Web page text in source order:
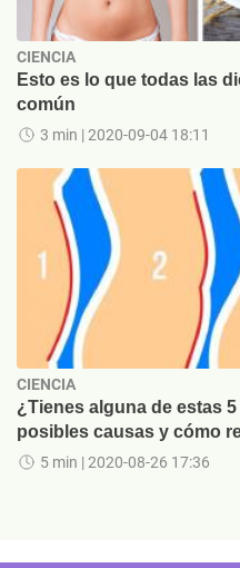
CIENCIA
Esto es lo que todas las
común
3 min | 2020-09-04 18:11
CIENCIA
¿Tienes alguna de estas
posibles causas y cómo
5 min | 2020-08-26 17:36